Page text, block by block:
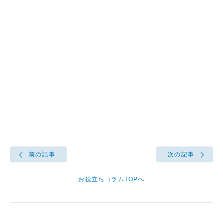
前の記事
お役立ちコラムTOPへ
次の記事